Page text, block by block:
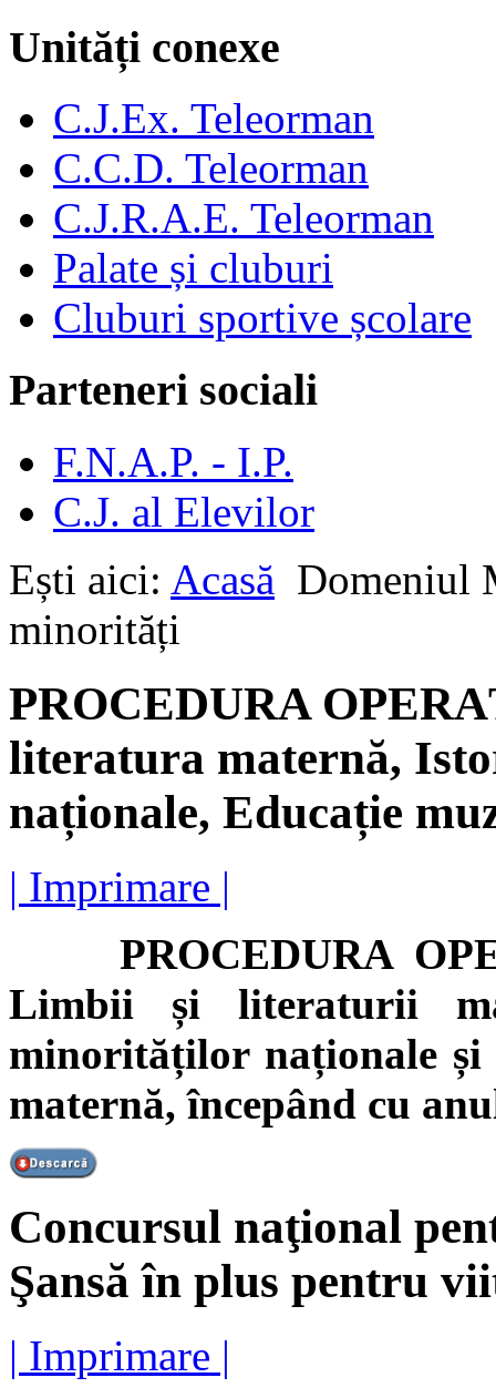
Unități conexe
C.J.Ex. Teleorman
C.C.D. Teleorman
C.J.R.A.E. Teleorman
Palate și cluburi
Cluburi sportive școlare
Parteneri sociali
F.N.A.P. - I.P.
C.J. al Elevilor
Ești aici: Acasă Domeniul
minorități
PROCEDURA
literatura maternă,
naționale, Educație
| Imprimare |
PROCEDURA
Limbii și literaturii
minorităților naționale
maternă, începând cu
Concursul naţional
Şansă în plus pentru
| Imprimare |